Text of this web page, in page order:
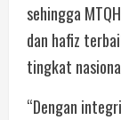
sehingga
dan hafiz
tingkat
“Dengan